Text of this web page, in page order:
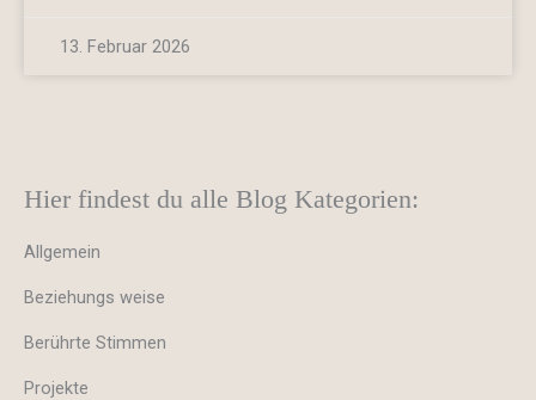
13. Februar 2026
Hier findest du alle Blog Kategorien:
Allgemein
Beziehungs weise
Berührte Stimmen
Projekte